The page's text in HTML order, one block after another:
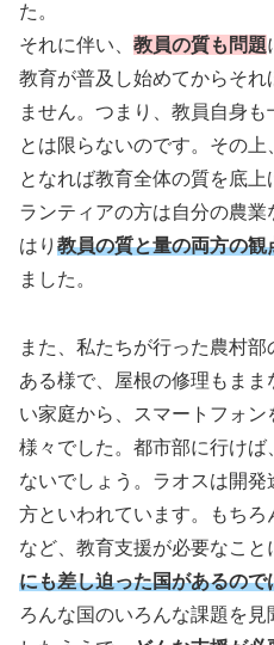
た。
それに伴い、 教員の質も問題
教育が普及し始めてからそ
ません。つまり、教員自身
とは限らないのです。その
となれば教育全体の質を底
ランティアの方は自分の農
はり 教員の質と量の両方の
ました。
また、私たちが行った農村部
ある様で、屋根の修理もま
い家庭から、スマートフォ
様々でした。都市部に行けば
ないでしょう。ラオスは開
方といわれています。もち
など、教育支援が必要なこと
にも差し迫った国があるので
ろんな国のいろんな課題を